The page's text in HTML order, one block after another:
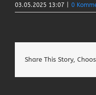
03.05.2025 13:07 0
Share This Story,